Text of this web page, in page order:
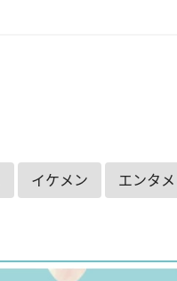
イケメン エンタメ